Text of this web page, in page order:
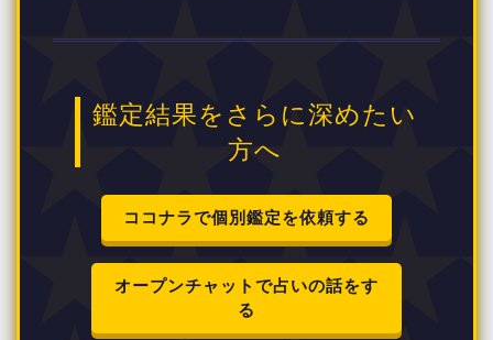
鑑定結果をさらに深めたい
方へ
ココナラで個別鑑定を依頼する
オープンチャットで占いの話をす
る